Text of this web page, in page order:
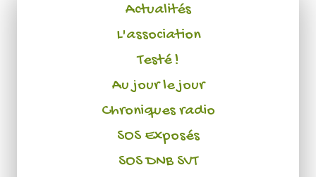
Actualités
L'association
Testé !
Au jour le jour
Chroniques radio
SOS Exposés
SOS DNB SVT